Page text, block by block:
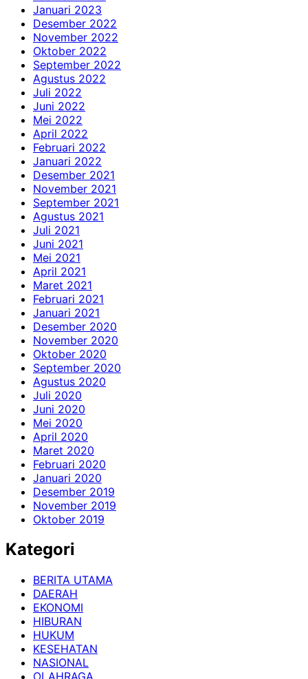
Januari 2023
Desember 2022
November 2022
Oktober 2022
September 2022
Agustus 2022
Juli 2022
Juni 2022
Mei 2022
April 2022
Februari 2022
Januari 2022
Desember 2021
November 2021
September 2021
Agustus 2021
Juli 2021
Juni 2021
Mei 2021
April 2021
Maret 2021
Februari 2021
Januari 2021
Desember 2020
November 2020
Oktober 2020
September 2020
Agustus 2020
Juli 2020
Juni 2020
Mei 2020
April 2020
Maret 2020
Februari 2020
Januari 2020
Desember 2019
November 2019
Oktober 2019
Kategori
BERITA UTAMA
DAERAH
EKONOMI
HIBURAN
HUKUM
KESEHATAN
NASIONAL